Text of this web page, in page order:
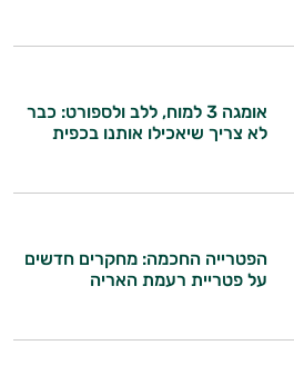
אומגה 3 למוח, ללב ולספורט: כבר
לא צריך שיאכילו אותנו בכפית
הפטרייה החכמה: מחקרים חדשים
על פטריית רעמת האריה